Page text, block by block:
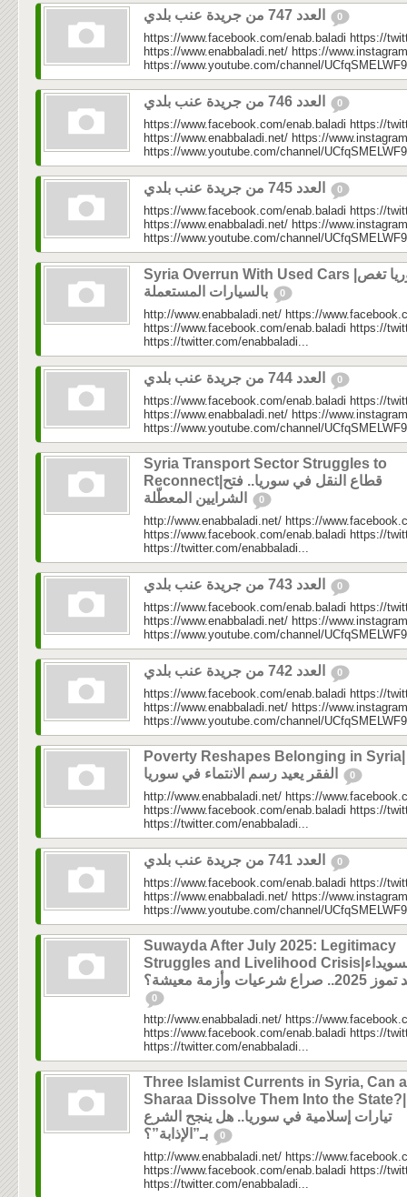
0
https://www.facebook.com/enab.baladi https://
https://www.enabbaladi.net/ https://
https://www.youtube.com/channel/
0
https://www.facebook.com/enab.baladi https://
https://www.enabbaladi.net/ https://
https://www.youtube.com/channel/
0
https://www.facebook.com/enab.baladi https://
https://www.enabbaladi.net/ https://
https://www.youtube.com/channel/
Syria Overrun With Used Cars |سوريا تغص
0
http://www.enabbaladi.net/ https://
https://www.facebook.com/enab.baladi https://
https://twitter.com/enabbaladi...
0
https://www.facebook.com/enab.baladi https://
https://www.enabbaladi.net/ https://
https://www.youtube.com/channel/
Syria Transport Sector Struggles to
Reconnect|قطاع النقل في سوريا.. فتح
0
http://www.enabbaladi.net/ https://
https://www.facebook.com/enab.baladi https://
https://twitter.com/enabbaladi...
0
https://www.facebook.com/enab.baladi https://
https://www.enabbaladi.net/ https://
https://www.youtube.com/channel/
0
https://www.facebook.com/enab.baladi https://
https://www.enabbaladi.net/ https://
https://www.youtube.com/channel/
Poverty Reshapes Belonging in Syria|
0
http://www.enabbaladi.net/ https://
https://www.facebook.com/enab.baladi https://
https://twitter.com/enabbaladi...
0
https://www.facebook.com/enab.baladi https://
https://www.enabbaladi.net/ https://
https://www.youtube.com/channel/
Suwayda After July 2025: Legitimacy
Struggles and Livelihood Crisis|السويداء
صراع شرعيات وأزمة معيشة؟
0
http://www.enabbaladi.net/ https://
https://www.facebook.com/enab.baladi https://
https://twitter.com/enabbaladi...
Three Islamist Currents in Syria, Can
Sharaa Dissolve Them Into the State?|ثلاثة
تيارات إسلامية في سوريا.. هل ينجح الشرع
0
http://www.enabbaladi.net/ https://
https://www.facebook.com/enab.baladi https://
https://twitter.com/enabbaladi...